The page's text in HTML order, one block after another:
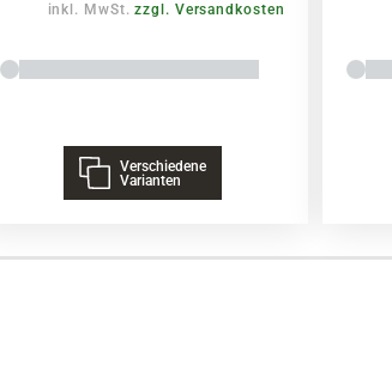
inkl. MwSt.zzgl. Versandkosten
Verschiedene
Varianten